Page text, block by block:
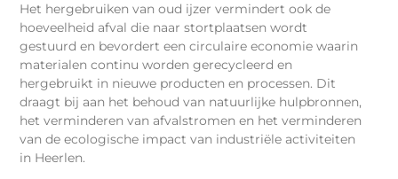
Het hergebruiken van oud ijzer vermindert ook de
hoeveelheid afval die naar stortplaatsen wordt
gestuurd en bevordert een circulaire economie waarin
materialen continu worden gerecycleerd en
hergebruikt in nieuwe producten en processen. Dit
draagt bij aan het behoud van natuurlijke hulpbronnen,
het verminderen van afvalstromen en het verminderen
van de ecologische impact van industriële activiteiten
in Heerlen.